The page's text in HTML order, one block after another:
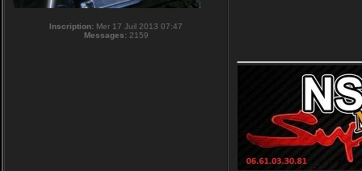
Inscription: Mer 17 Juil 2013 07:47
Messages:2159